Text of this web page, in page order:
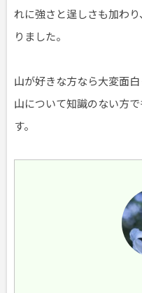
れに強さと逞しさも加わ
りました。
山が好きな方なら大変面
山について知識のない方
す。